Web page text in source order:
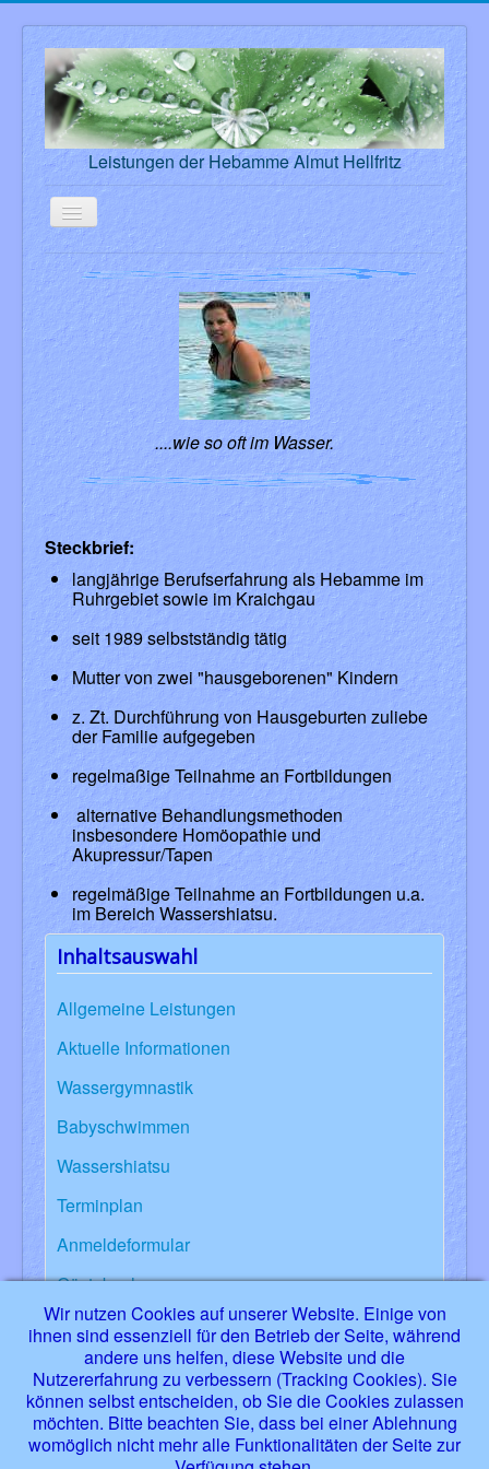
Leistungen der Hebamme Almut Hellfritz
Aktuelle Seite:Startseite Über mich
....wie so oft im Wasser.
Steckbrief:
langjährige Berufserfahrung als Hebamme im
Ruhrgebiet sowie im Kraichgau
seit 1989 selbstständig tätig
Mutter von zwei "hausgeborenen" Kindern
z. Zt. Durchführung von Hausgeburten zuliebe
der Familie aufgegeben
regelmaßige Teilnahme an Fortbildungen
alternative Behandlungsmethoden
insbesondere Homöopathie und
Akupressur/Tapen
regelmäßige Teilnahme an Fortbildungen u.a.
im Bereich Wassershiatsu.
Inhaltsauswahl
Allgemeine Leistungen
Aktuelle Informationen
Wassergymnastik
Babyschwimmen
Wassershiatsu
Terminplan
Anmeldeformular
Gästebuch
Links
Über mich
Impressum
Wir nutzen Cookies auf unserer Website. Einige von
ihnen sind essenziell für den Betrieb der Seite, während
andere uns helfen, diese Website und die
Nutzererfahrung zu verbessern (Tracking Cookies). Sie
können selbst entscheiden, ob Sie die Cookies zulassen
möchten. Bitte beachten Sie, dass bei einer Ablehnung
womöglich nicht mehr alle Funktionalitäten der Seite zur